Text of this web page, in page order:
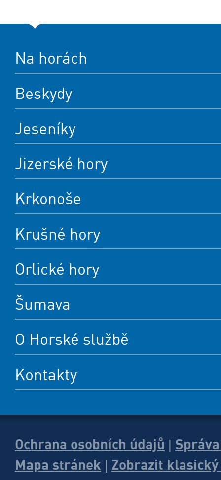
Na horách
Beskydy
Jeseníky
Jizerské hory
Krkonoše
Krušné hory
Orlické hory
Šumava
O Horské službě
Kontakty
Ochrana osobních údajů
Mapa stránek
Zobrazit